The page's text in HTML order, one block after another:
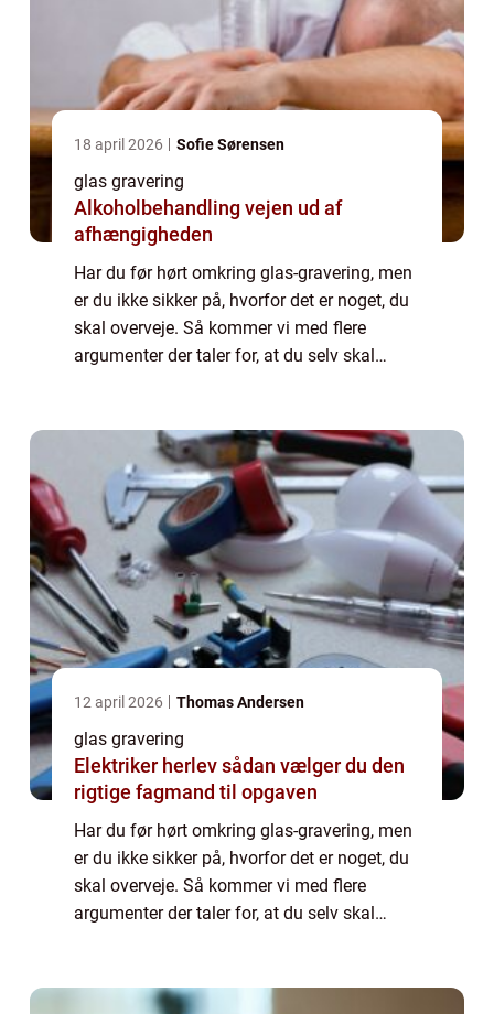
18 april 2026 Sofie Sørensen
glas gravering
Alkoholbehandling vejen ud af
afhængigheden
Har du før hørt omkring glas-gravering, men
er du ikke sikker på, hvorfor det er noget, du
skal overveje. Så kommer vi med flere
argumenter der taler for, at du selv skal
12 april 2026 Thomas Andersen
glas gravering
Elektriker herlev sådan vælger du den
rigtige fagmand til opgaven
Har du før hørt omkring glas-gravering, men
er du ikke sikker på, hvorfor det er noget, du
skal overveje. Så kommer vi med flere
argumenter der taler for, at du selv skal